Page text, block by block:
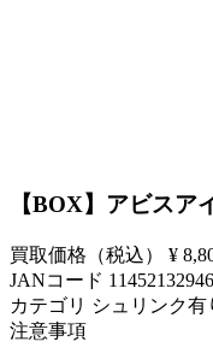
【BOX】アビスア
買取価格（税込）
¥
JANコード
カテゴリ シュリンク有
注意事項